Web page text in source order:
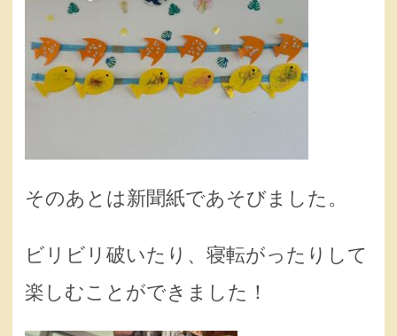
そのあとは新聞紙であそびました。
ビリビリ破いたり、寝転がったりして
楽しむことができました！